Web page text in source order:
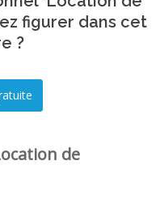
figurer dans cet
?
de